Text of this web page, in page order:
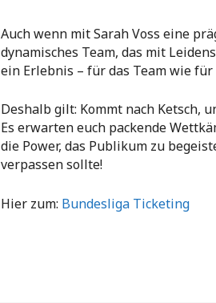
Auch wenn mit Sarah Voss eine
dynamisches Team, das mit
ein Erlebnis – für das Team wie für
Deshalb gilt: Kommt nach Ketsch,
Es erwarten euch packende
die Power, das Publikum zu
verpassen sollte!
Hier zum: Bundesliga Ticketing